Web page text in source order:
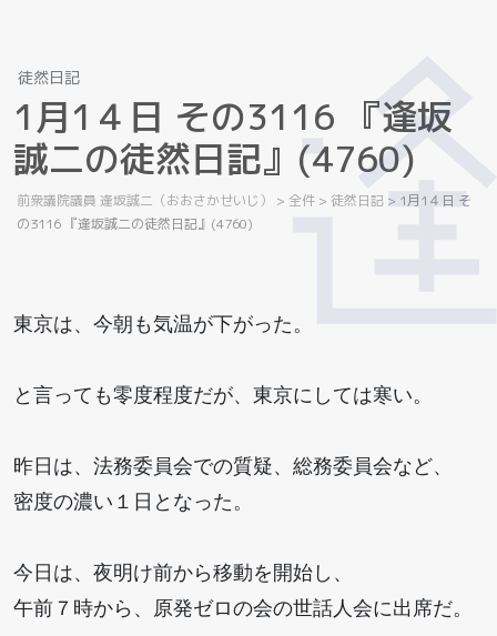
徒然日記
1月1 ４ 日 その3116 『逢坂
誠二の徒然日記』 (4760)
前衆議院議員 逢坂誠二（おおさかせいじ） > 全件 > 徒然日記 > 1月1４日 そ
の3116 『逢坂誠二の徒然日記』(4760)
東京は、今朝も気温が下がった。
と言っても零度程度だが、東京にしては寒い。
昨日は、法務委員会での質疑、総務委員会など、
密度の濃い１日となった。
今日は、夜明け前から移動を開始し、
午前７時から、原発ゼロの会の世話人会に出席だ。